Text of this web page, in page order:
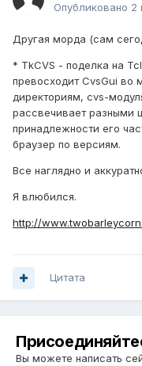
Опубликовано 2
Другая морда (сам
* TkCVS - поделка на
превосходит CvsGui во
директориям, cvs-
рассвечивает разными
принадлежности его
браузер по версиям.
Все наглядно и
Я влюбился.
http://
Цитата
Вы можете написать